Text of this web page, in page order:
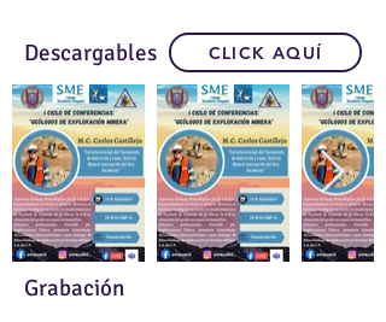
Descargables CLICK AQUÍ
Grabación